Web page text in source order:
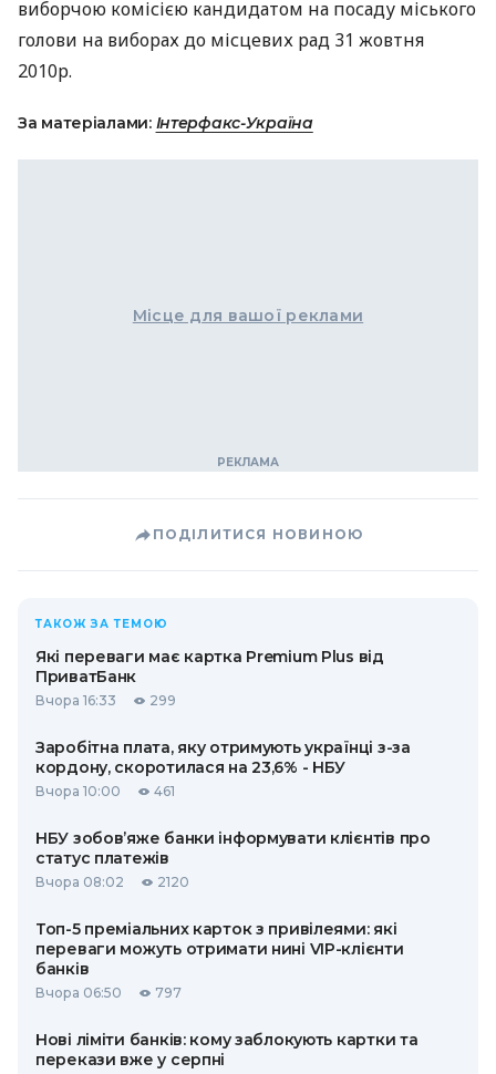
виборчою комісією кандидатом на посаду міського
голови на виборах до місцевих рад 31 жовтня
2010р.
За матеріалами: Інтерфакс-Україна
Місце для вашої реклами
ПОДІЛИТИСЯ НОВИНОЮ
ТАКОЖ ЗА ТЕМОЮ
Які переваги має картка Premium Plus від
ПриватБанк
Вчора 16:33 299
Заробітна плата, яку отримують українці з-за
кордону, скоротилася на 23,6% - НБУ
Вчора 10:00 461
НБУ зобов’яже банки інформувати клієнтів про
статус платежів
Вчора 08:02 2120
Топ-5 преміальних карток з привілеями: які
переваги можуть отримати нині VIP-клієнти
банків
Вчора 06:50 797
Нові ліміти банків: кому заблокують картки та
перекази вже у серпні